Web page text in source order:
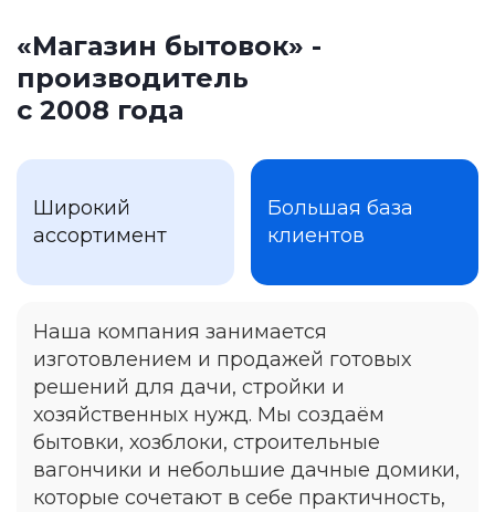
«Магазин бытовок» -
производитель
с 2008 года
Широкий
ассортимент
Большая база
клиентов
Наша компания занимается
изготовлением и продажей готовых
решений для дачи, стройки и
хозяйственных нужд. Мы создаём
бытовки, хозблоки, строительные
вагончики и небольшие дачные домики,
которые сочетают в себе практичность,